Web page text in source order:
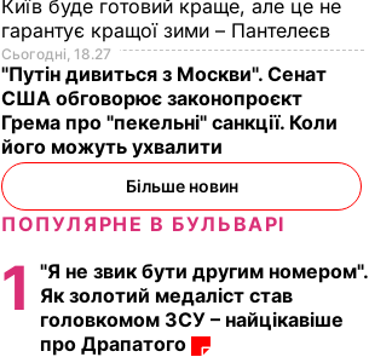
Київ буде готовий краще, але це не
гарантує кращої зими – Пантелеєв
Сьогодні, 18.27
"Путін дивиться з Москви". Сенат
США обговорює законопроєкт
Грема про "пекельні" санкції. Коли
його можуть ухвалити
Більше новин
ПОПУЛЯРНЕ В БУЛЬВАРІ
1
"Я не звик бути другим номером".
Як золотий медаліст став
головкомом ЗСУ – найцікавіше
про Драпатого